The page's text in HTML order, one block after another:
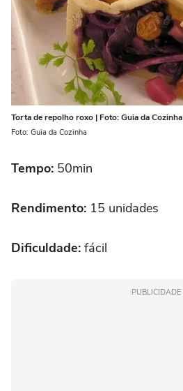
Torta de repolho roxo | Foto: Guia da Cozinha
Foto: Guia da Cozinha
Tempo: 50min
Rendimento: 15 unidades
Dificuldade: fácil
PUBLICIDADE